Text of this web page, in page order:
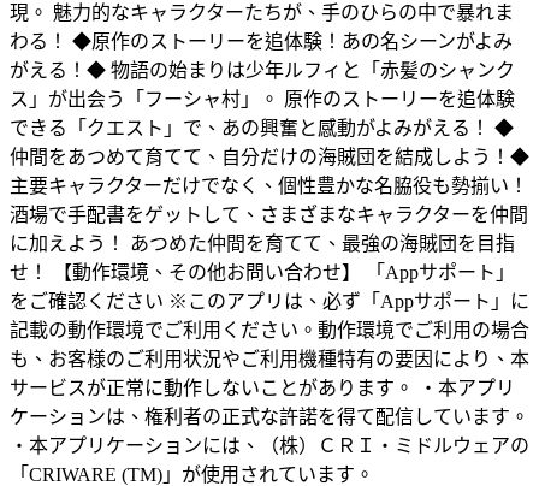
現。 魅力的なキャラクターたちが、手のひらの中で暴れま
わる！ ◆原作のストーリーを追体験！あの名シーンがよみ
がえる！◆ 物語の始まりは少年ルフィと「赤髪のシャンク
ス」が出会う「フーシャ村」。 原作のストーリーを追体験
できる「クエスト」で、あの興奮と感動がよみがえる！ ◆
仲間をあつめて育てて、自分だけの海賊団を結成しよう！◆
主要キャラクターだけでなく、個性豊かな名脇役も勢揃い！
酒場で手配書をゲットして、さまざまなキャラクターを仲間
に加えよう！ あつめた仲間を育てて、最強の海賊団を目指
せ！ 【動作環境、その他お問い合わせ】 「Appサポート」
をご確認ください ※このアプリは、必ず「Appサポート」に
記載の動作環境でご利用ください。動作環境でご利用の場合
も、お客様のご利用状況やご利用機種特有の要因により、本
サービスが正常に動作しないことがあります。 ・本アプリ
ケーションは、権利者の正式な許諾を得て配信しています。
・本アプリケーションには、（株）ＣＲＩ・ミドルウェアの
「CRIWARE (TM)」が使用されています。